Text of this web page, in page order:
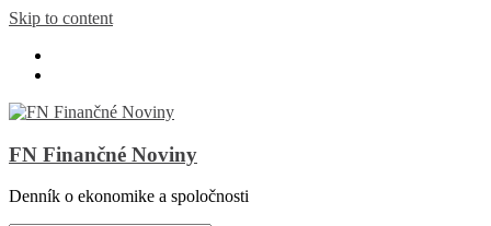
Skip to content
FN Finančné Noviny
Denník o ekonomike a spoločnosti